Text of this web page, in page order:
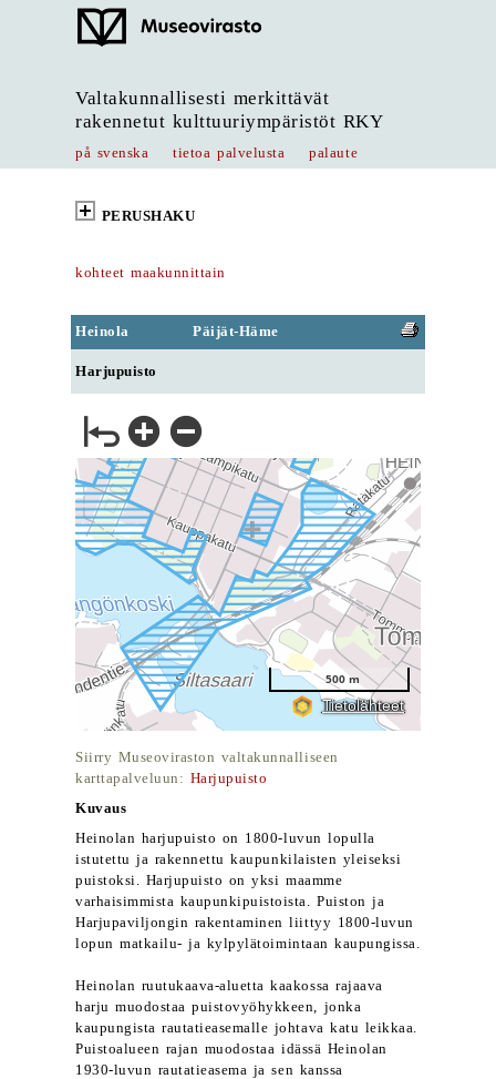
Valtakunnallisesti merkittävät
rakennetut kulttuuriympäristöt RKY
på svenska tietoa palvelusta palaute
PERUSHAKU
kohteet maakunnittain
Heinola Päijät-Häme
Harjupuisto
Siirry Museoviraston valtakunnalliseen
karttapalveluun: Harjupuisto
Kuvaus
Heinolan harjupuisto on 1800-luvun lopulla
istutettu ja rakennettu kaupunkilaisten yleiseksi
puistoksi. Harjupuisto on yksi maamme
varhaisimmista kaupunkipuistoista. Puiston ja
Harjupaviljongin rakentaminen liittyy 1800-luvun
lopun matkailu- ja kylpylätoimintaan kaupungissa.
Heinolan ruutukaava-aluetta kaakossa rajaava
harju muodostaa puistovyöhykkeen, jonka
kaupungista rautatieasemalle johtava katu leikkaa.
Puistoalueen rajan muodostaa idässä Heinolan
1930-luvun rautatieasema ja sen kanssa